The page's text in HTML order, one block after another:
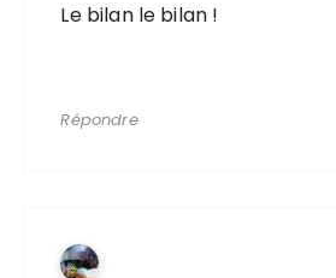
Le bilan le bilan !
Répondre